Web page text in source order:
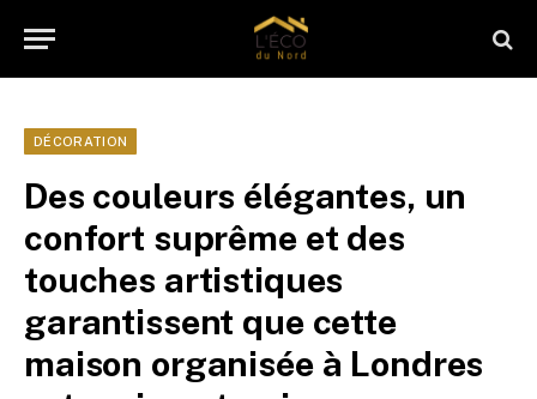
DÉCORATION
Des couleurs élégantes, un
confort suprême et des
touches artistiques
garantissent que cette
maison organisée à Londres